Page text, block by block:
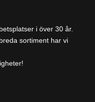
i över 30 år.
sortiment har vi